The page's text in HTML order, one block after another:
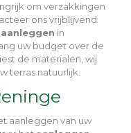
om verzakkingen
ons vrijblijvend
aanleggen in
uw budget over de
de materialen, wij
terras natuurlijk.
aanleggen van uw